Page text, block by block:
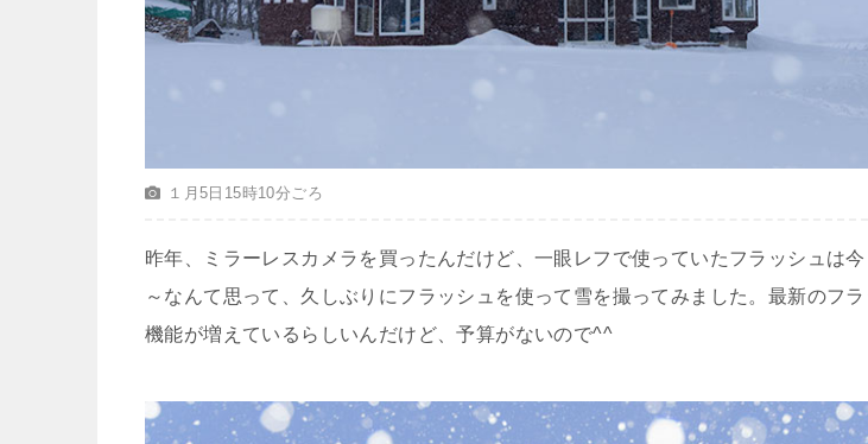
１月5日15時10分ごろ
昨年、ミラーレスカメラを買ったんだけど、一眼レフで使っていたフラッシュは
～なんて思って、久しぶりにフラッシュを使って雪を撮ってみました。最新のフ
機能が増えているらしいんだけど、予算がないので^^